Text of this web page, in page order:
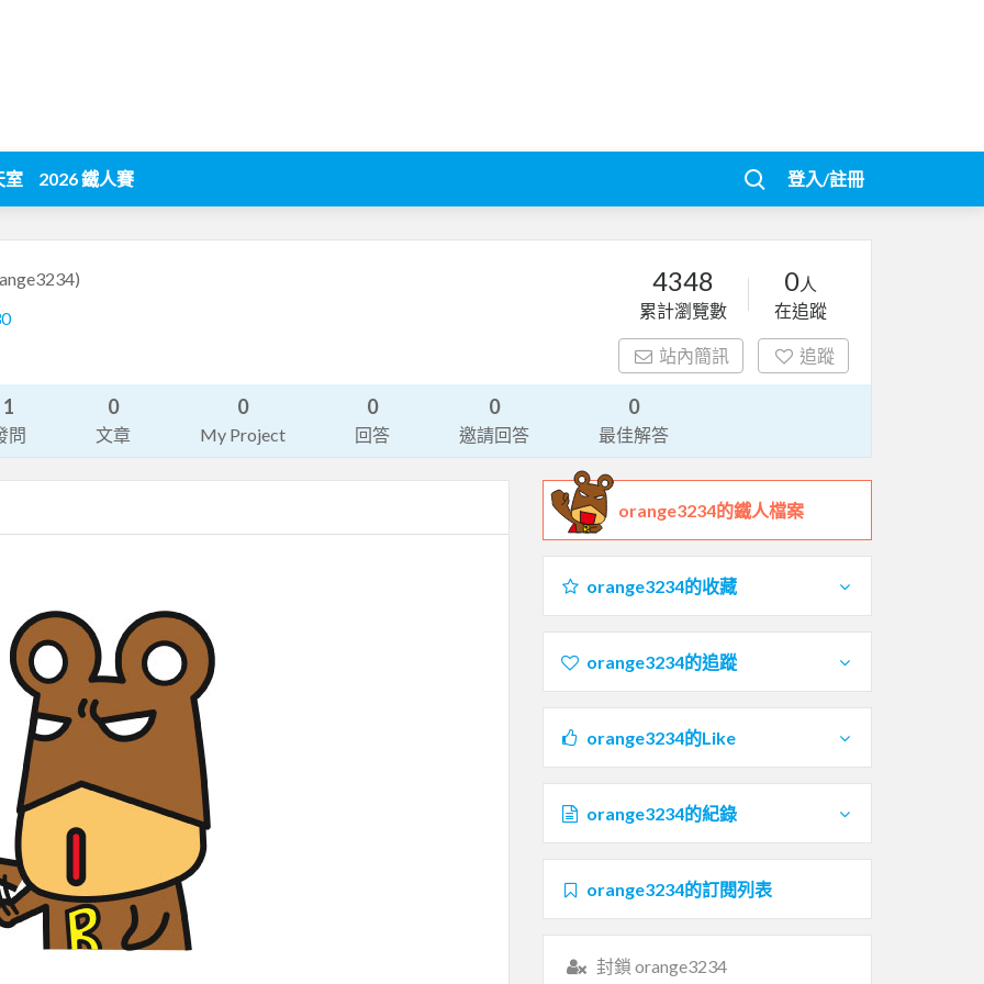
室 2026 鐵人賽 登入/註冊
4348
累計瀏覽數
0人
在追蹤
站內簡訊 追蹤
1
問
0
文章
0
My Project
0
回答
0
邀請回答
0
最佳解答
orange3234的鐵人檔案
orange3234的收藏
orange3234的追蹤
orange3234的Like
orange3234的紀錄
orange3234的訂閱列表
封鎖 orange3234